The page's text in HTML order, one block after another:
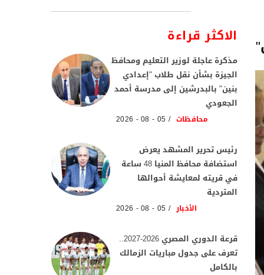
الاكثر قراءة
مذكرة عاجلة لوزير التعليم ومحافظ
الجيزة بشأن نقل طلاب "إعدادي
بنين" بالبدرشين إلى مدرسة أحمد
الجعودي
محافظات 05 - 08 - 2026
رئيس تحرير المشهد يعرض
استضافة محافظ المنيا 48 ساعة
في قريته لمعايشة أحوالها
المتردية
الأخبار 05 - 08 - 2026
قرعة الدوري المصري 2026-2027..
تعرف على جدول مباريات الزمالك
بالكامل